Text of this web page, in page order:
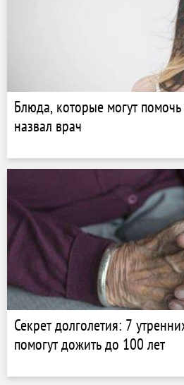
Блюда, которые могут помочь
назвал врач
Секрет долголетия: 7
помогут дожить до 100 лет